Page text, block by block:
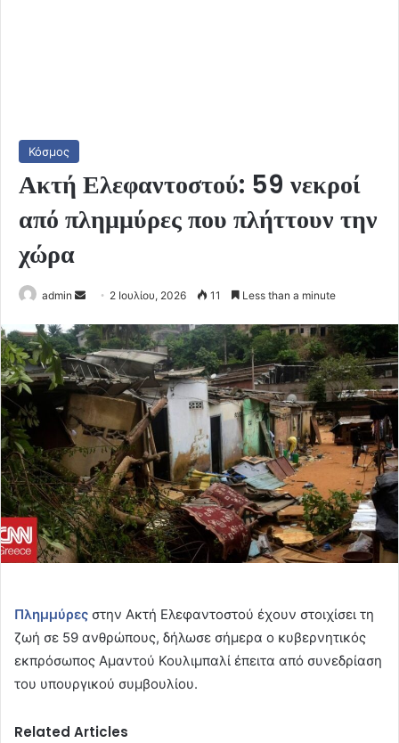
Κόσμος
Ακτή Ελεφαντοστού: 59 νεκροί
από πλημμύρες που πλήττουν την
χώρα
admin
Send
email
2 Ιουλίου, 2026 11 Less than a minute
Πλημμύρες στην Ακτή Ελεφαντοστού έχουν στοιχίσει τη
ζωή σε 59 ανθρώπους, δήλωσε σήμερα ο κυβερνητικός
εκπρόσωπος Αμαντού Κουλιμπαλί έπειτα από συνεδρίαση
του υπουργικού συμβουλίου.
Related Articles